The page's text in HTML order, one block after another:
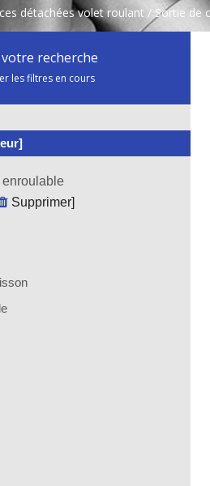
détachées volet roulant / Sortie de
recherche
les filtres en cours
Supprimer]